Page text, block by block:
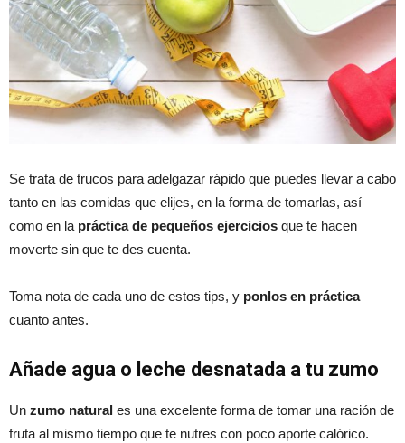
Se trata de trucos para adelgazar rápido que puedes llevar a cabo
tanto en las comidas que elijes, en la forma de tomarlas, así
como en la práctica de pequeños ejercicios que te hacen
moverte sin que te des cuenta.
Toma nota de cada uno de estos tips, y ponlos en práctica
cuanto antes.
Añade agua o leche desnatada a tu zumo
Un zumo natural es una excelente forma de tomar una ración de
fruta al mismo tiempo que te nutres con poco aporte calórico.